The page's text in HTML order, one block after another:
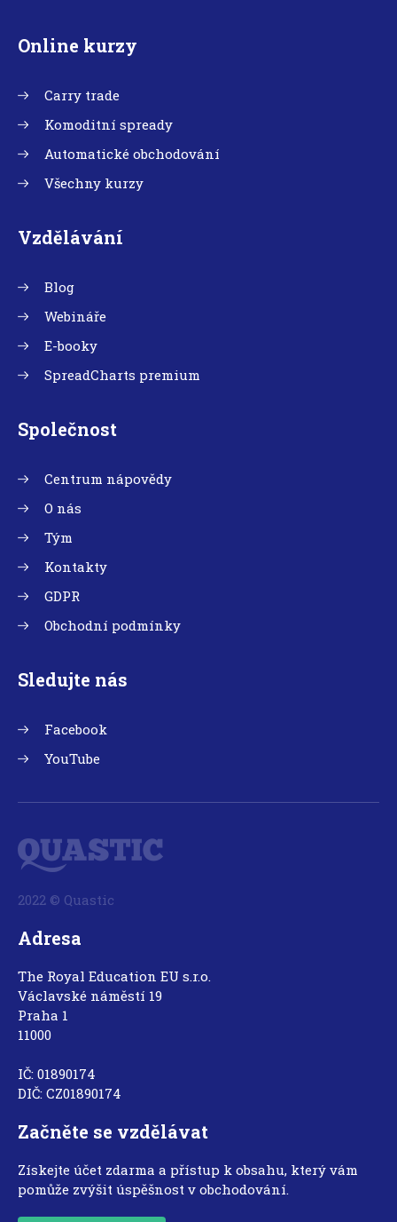
Online kurzy
Carry trade
Komoditní spready
Automatické obchodování
Všechny kurzy
Vzdělávání
Blog
Webináře
E-booky
SpreadCharts premium
Společnost
Centrum nápovědy
O nás
Tým
Kontakty
GDPR
Obchodní podmínky
Sledujte nás
Facebook
YouTube
2022 © Quastic
Adresa
The Royal Education EU s.r.o.
Václavské náměstí 19
Praha 1
11000
IČ: 01890174
DIČ: CZ01890174
Začněte se vzdělávat
Získejte účet zdarma a přístup k obsahu, který vám
pomůže zvýšit úspěšnost v obchodování.